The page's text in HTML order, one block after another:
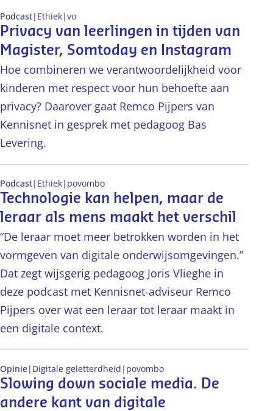
Privacy van leerlingen in tijden van
Magister, Somtoday en Instagram
Podcast| Ethiek|vo
Hoe combineren we verantwoordelijkheid voor
kinderen met respect voor hun behoefte aan
privacy? Daarover gaat Remco Pijpers van
Kennisnet in gesprek met pedagoog Bas
Levering.
Technologie kan helpen, maar de
leraar als mens maakt het verschil
Podcast| Ethiek| povombo
“De leraar moet meer betrokken worden in het
vormgeven van digitale onderwijsomgevingen.”
Dat zegt wijsgerig pedagoog Joris Vlieghe in
deze podcast met Kennisnet-adviseur Remco
Pijpers over wat een leraar tot leraar maakt in
een digitale context.
Slowing down sociale media. De
andere kant van digitale
Opinie| Digitale geletterdheid | povombo